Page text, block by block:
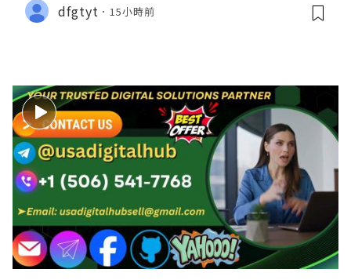
dfgtyt 15小時前